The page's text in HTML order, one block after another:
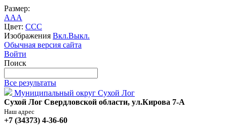
Размер:
AAA
Цвет: CCC
Изображения Вкл.Выкл.
Обычная версия сайта
Войти
Поиск
Все результаты
Муниципальный округ Сухой Лог
Сухой Лог Свердловской области, ул.Кирова 7-А
Наш адрес
+7 (34373) 4-36-60